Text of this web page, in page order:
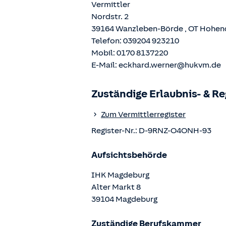
Vermittler
Nordstr. 2
39164Wanzleben-Börde , OT
Telefon: 039204 923210
Mobil: 0170 8137220
E-Mail: eckhard.werner@hukvm.de
Zuständige Erlaubnis- &
Zum Vermittlerregister
Register-Nr.: D-9RNZ-O4ONH-93
Aufsichtsbehörde
IHK Magdeburg
Alter Markt8
39104 Magdeburg
Zuständige Berufskammer